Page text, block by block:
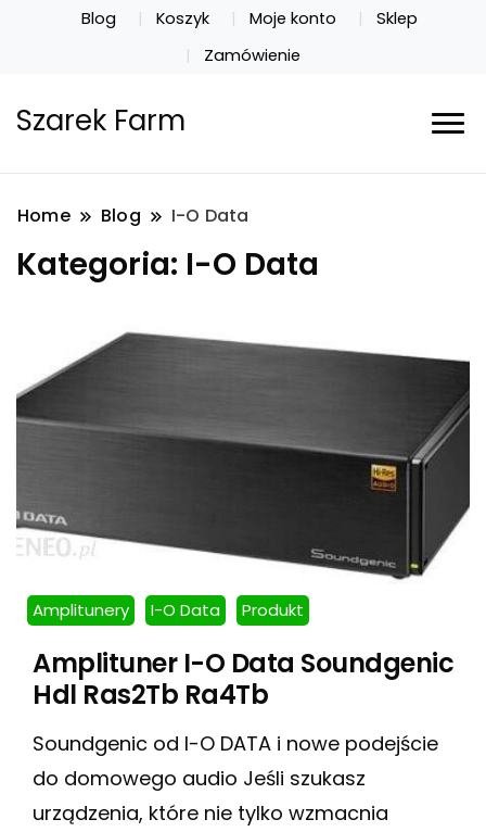
Blog Koszyk Moje konto
Sklep
Zamówienie
Szarek Farm
Home Blog I-O Data
Kategoria: I-O Data
Amplitunery I-O Data Produkt
Amplituner I-O Data Soundgenic
Hdl Ras2Tb Ra4Tb
Soundgenic od I-O DATA i nowe podejście
do domowego audio Jeśli szukasz
urządzenia, które nie tylko wzmacnia